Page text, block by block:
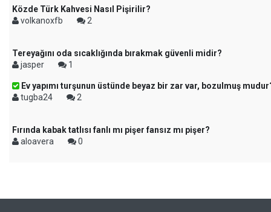
Közde Türk Kahvesi Nasıl Pişirilir?
volkanoxfb
2
Tereyağını oda sıcaklığında bırakmak güvenli midir?
jasper
1
Ev yapımı turşunun üstünde beyaz bir zar var, bozulmuş
tugba24
2
Fırında kabak tatlısı fanlı mı pişer fansız mı pişer?
aloavera
0